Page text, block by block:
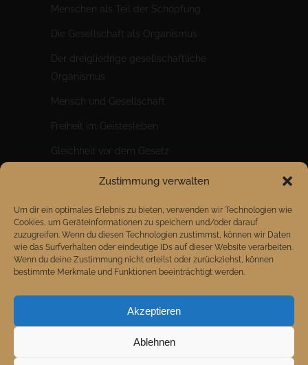
Zustimmung verwalten
Um dir ein optimales Erlebnis zu bieten, verwenden wir Technologien wie
Cookies, um Geräteinformationen zu speichern und/oder darauf
zuzugreifen. Wenn du diesen Technologien zustimmst, können wir Daten
wie das Surfverhalten oder eindeutige IDs auf dieser Website verarbeiten.
Wenn du deine Zustimmung nicht erteilst oder zurückziehst, können
bestimmte Merkmale und Funktionen beeinträchtigt werden.
Akzeptieren
Ablehnen
Menschen als Teil der Schöpfung
Die Gesellschaft als Organismus
Der dreigliedrige gesellschaftliche
Organismus
Mensch und Gesellschaft
Freiheit im Geistesleben
Gleichheit vor dem Gesetz
Brüderlichkeit im Wirtschaftsleben